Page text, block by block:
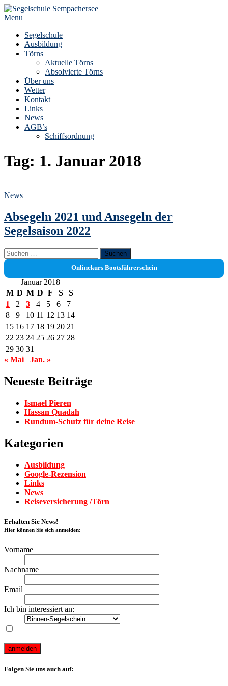
Skip
to
Menu
Segelschule
Ausbildung
Törns
Aktuelle Törns
Absolvierte Törns
Über uns
Wetter
Kontakt
Links
News
AGB’s
Schiffsordnung
Tag: 1. Januar 2018
News
Absegeln 2021 und Ansegeln der
Segelsaison 2022
Suchen
nach:
Onlinekurs Bootsführerschein
Januar 2018
M D M D F S
S
1
2 3 4 5 6
7
8
9 10 11 12 13 14
15 16 17 18 19 20 21
22 23 24 25 26 27 28
29 30 31
« Mai
Jan. »
Neueste Beiträge
Ismael Pieren
Hassan Quadah
Rundum-Schutz für deine Reise
Kategorien
Ausbildung
Google-Rezension
Links
News
Reiseversicherung /Törn
Erhalten Sie News!
Hier können Sie sich anmelden:
Vorname
Nachname
Email
Ich bin interessiert an:
Folgen Sie uns auch auf: